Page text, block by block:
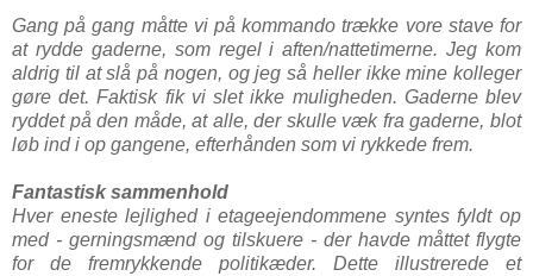
Gang på gang måtte vi på kommando trække vore stave for
at rydde gaderne, som regel i aften/nattetimerne. Jeg kom
aldrig til at slå på nogen, og jeg så heller ikke mine kolleger
gøre det. Faktisk fik vi slet ikke muligheden. Gaderne blev
ryddet på den måde, at alle, der skulle væk fra gaderne, blot
løb ind i op gangene, efterhånden som vi rykkede frem.
Fantastisk sammenhold
Hver eneste lejlighed i etageejendommene syntes fyldt op
med - gerningsmænd og tilskuere - der havde måttet flygte
for de fremrykkende politikæder. Dette illustrerede et